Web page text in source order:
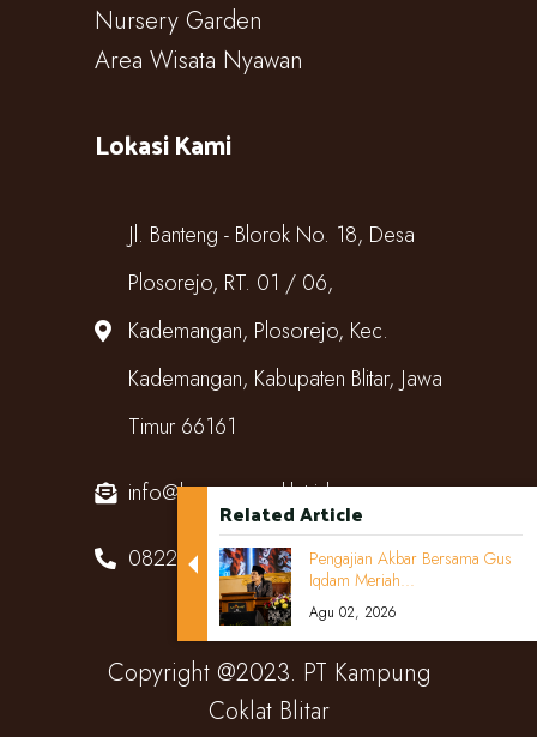
Related Article
Pengajian Akbar Bersama Gus
Iqdam Meriah...
Agu 02, 2026
Nursery Garden
Area Wisata Nyawan
Lokasi Kami
Jl. Banteng - Blorok No. 18, Desa
Plosorejo, RT. 01 / 06,
Kademangan, Plosorejo, Kec.
Kademangan, Kabupaten Blitar, Jawa
Timur 66161
info@kampungcoklat.id
082220567818
Copyright @2023. PT Kampung
Coklat Blitar